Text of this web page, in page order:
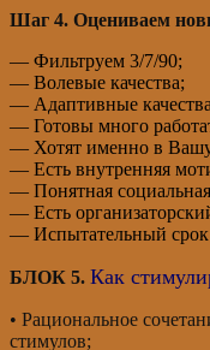
Шаг 4. Оцениваем
— Фильтруем 3/7/90;
— Волевые качества;
— Адаптивные
— Готовы много
— Хотят именно в
— Есть внутренняя
— Понятная
— Есть
— Испытательный срок
БЛОК 5. Как
• Рациональное
стимулов;